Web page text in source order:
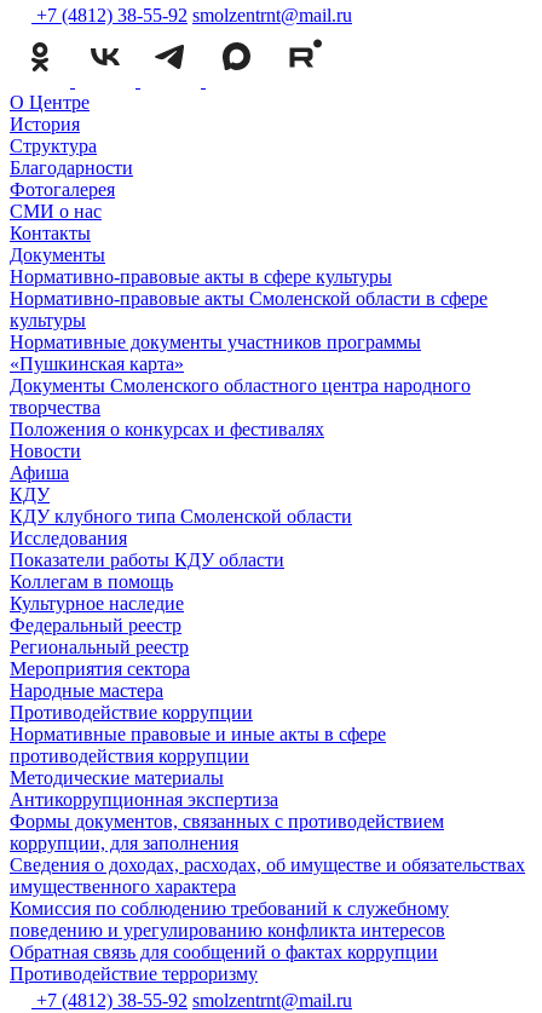
+7 (4812) 38-55-92 smolzentrnt@mail.ru
О Центре
История
Структура
Благодарности
Фотогалерея
СМИ о нас
Контакты
Документы
Нормативно-правовые акты в сфере культуры
Нормативно-правовые акты Смоленской области в сфере
культуры
Нормативные документы участников программы
«Пушкинская карта»
Документы Смоленского областного центра народного
творчества
Положения о конкурсах и фестивалях
Новости
Афиша
КДУ
КДУ клубного типа Смоленской области
Исследования
Показатели работы КДУ области
Коллегам в помощь
Культурное наследие
Федеральный реестр
Региональный реестр
Мероприятия сектора
Народные мастера
Противодействие коррупции
Нормативные правовые и иные акты в сфере
противодействия коррупции
Методические материалы
Антикоррупционная экспертиза
Формы документов, связанных с противодействием
коррупции, для заполнения
Сведения о доходах, расходах, об имуществе и обязательствах
имущественного характера
Комиссия по соблюдению требований к служебному
поведению и урегулированию конфликта интересов
Обратная связь для сообщений о фактах коррупции
Противодействие терроризму
+7 (4812) 38-55-92 smolzentrnt@mail.ru